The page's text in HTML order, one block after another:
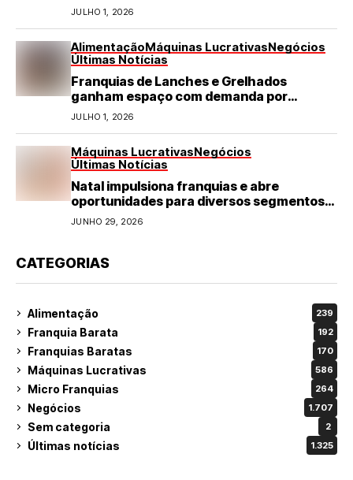
JULHO 1, 2026
AlimentaçãoMáquinas LucrativasNegócios
Últimas Notícias
Franquias de Lanches e Grelhados
ganham espaço com demanda por
refeições rápidas e de qualidade
JULHO 1, 2026
Máquinas LucrativasNegócios
Últimas Notícias
Natal impulsiona franquias e abre
oportunidades para diversos segmentos
do varejo
JUNHO 29, 2026
CATEGORIAS
Alimentação 239
Franquia Barata 192
Franquias Baratas 170
Máquinas Lucrativas 586
Micro Franquias 264
Negócios 1.707
Sem categoria 2
Últimas notícias 1.325